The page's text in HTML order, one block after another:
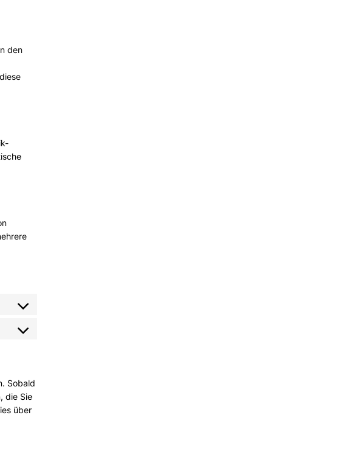
den
Consent
service
Consent
Sobald
die Sie
über